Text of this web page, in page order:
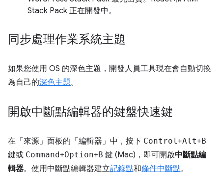
Stack Pack 正在開發中。
同步處理作業系統主題
如果您使用 OS 的深色主題，開發人員工具現在會自動切換
為自己的深色主題。
開啟中斷點編輯器的鍵盤快速鍵
在「來源」面板的「編輯器」中，按下 Control +Alt+B
鍵或 Command+Option+B 鍵 (Mac)，即可開啟中斷點編
輯器。使用中斷點編輯器建立記錄點和條件中斷點。